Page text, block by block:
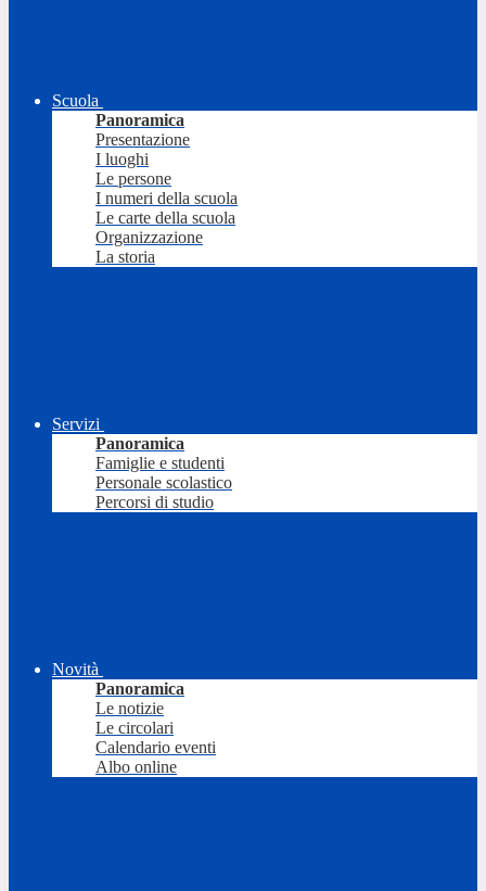
Scuola
Panoramica
Presentazione
I luoghi
Le persone
I numeri della scuola
Le carte della scuola
Organizzazione
La storia
Servizi
Panoramica
Famiglie e studenti
Personale scolastico
Percorsi di studio
Novità
Panoramica
Le notizie
Le circolari
Calendario eventi
Albo online